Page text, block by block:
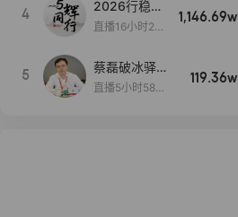
4
2026行稳致
远
直播16小时20
1,146.69w
5
蔡磊破冰驿站
直播间好物分
直播5小时58分
119.36w